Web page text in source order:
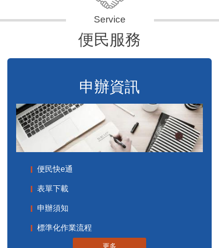
便民服務
申辦資訊
便民快e通
表單下載
申辦須知
標準化作業流程
更多